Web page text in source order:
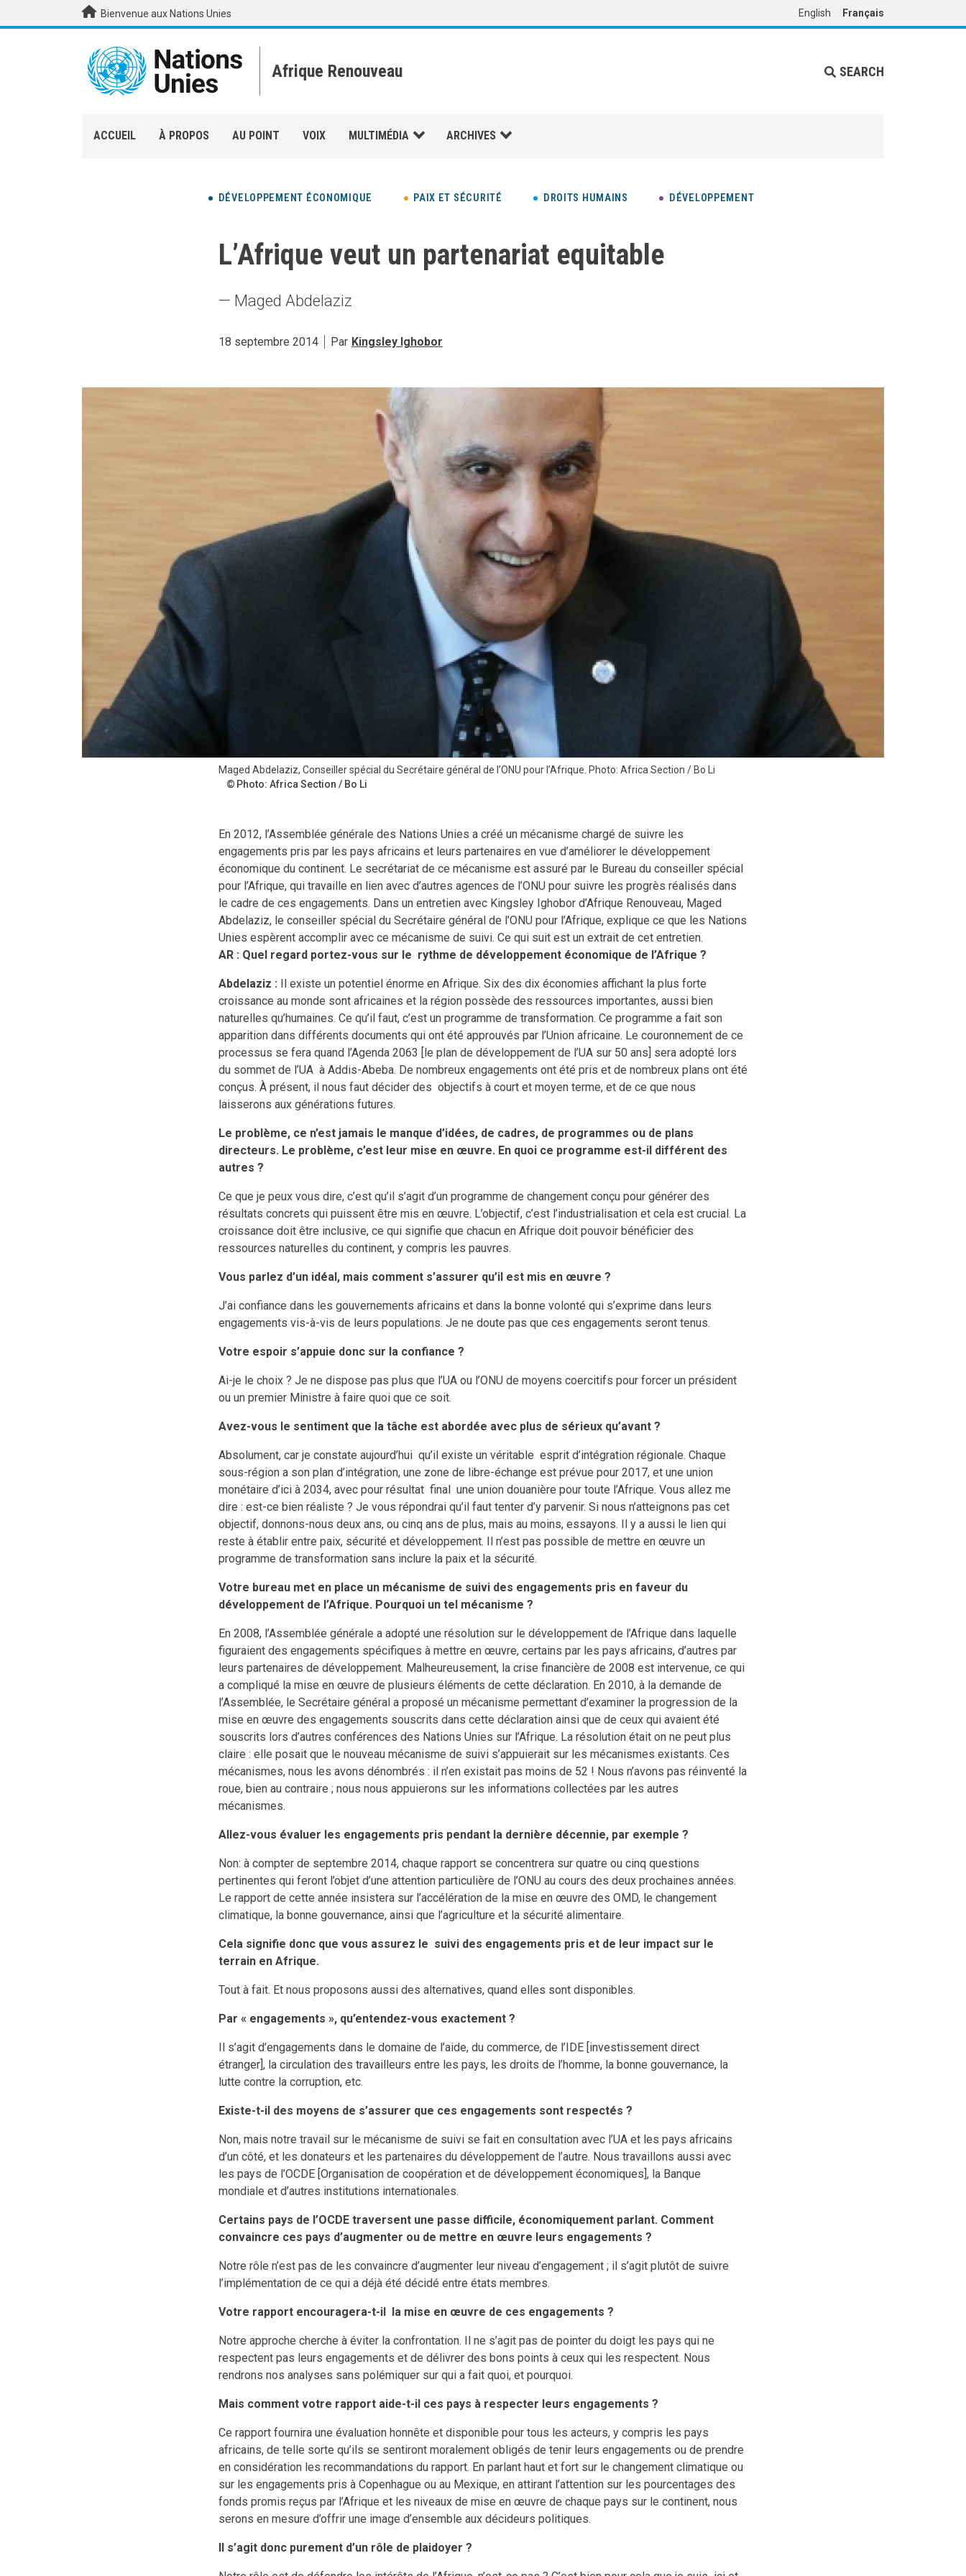
Aller au contenu principalBienvenue aux Nations Unies English Français
Afrique Renouveau SEARCH
ACCUEIL À PROPOS AU POINT VOIX MULTIMÉDIA ARCHIVES
DÉVELOPPEMENT ÉCONOMIQUE PAIX ET SÉCURITÉ DROITS HUMAINS DÉVELOPPEMENT
L’Afrique veut un partenariat equitable
— Maged Abdelaziz
18 septembre 2014 Par Kingsley Ighobor
Maged Abdelaziz, Conseiller spécial du Secrétaire général de l’ONU pour l’Afrique. Photo: Africa Section / Bo Li
Photo: Africa Section / Bo Li
En 2012, l’Assemblée générale des Nations Unies a créé un mécanisme chargé de suivre les
engagements pris par les pays africains et leurs partenaires en vue d’améliorer le développement
économique du continent. Le secrétariat de ce mécanisme est assuré par le Bureau du conseiller spécial
pour l’Afrique, qui travaille en lien avec d’autres agences de l’ONU pour suivre les progrès réalisés dans
le cadre de ces engagements. Dans un entretien avec Kingsley Ighobor d’Afrique Renouveau, Maged
Abdelaziz, le conseiller spécial du Secrétaire général de l’ONU pour l’Afrique, explique ce que les Nations
Unies espèrent accomplir avec ce mécanisme de suivi. Ce qui suit est un extrait de cet entretien.
AR : Quel regard portez-vous sur le rythme de développement économique de l’Afrique ?
Abdelaziz :
Il existe un potentiel énorme en Afrique. Six des dix économies affichant la plus forte
croissance au monde sont africaines et la région possède des ressources importantes, aussi bien
naturelles qu’humaines. Ce qu’il faut, c’est un programme de transformation. Ce programme a fait son
apparition dans différents documents qui ont été approuvés par l’Union africaine. Le couronnement de ce
processus se fera quand l’Agenda 2063 [le plan de développement de l’UA sur 50 ans] sera adopté lors
du sommet de l’UA à Addis-Abeba. De nombreux engagements ont été pris et de nombreux plans ont été
conçus. À présent, il nous faut décider des objectifs à court et moyen terme, et de ce que nous
laisserons aux générations futures.
Le problème, ce n’est jamais le manque d’idées, de cadres, de programmes ou de plans
directeurs. Le problème, c’est leur mise en œuvre. En quoi ce programme est-il différent des
autres ?
Ce que je peux vous dire, c’est qu’il s’agit d’un programme de changement conçu pour générer des
résultats concrets qui puissent être mis en œuvre. L’objectif, c’est l’industrialisation et cela est crucial. La
croissance doit être inclusive, ce qui signifie que chacun en Afrique doit pouvoir bénéficier des
ressources naturelles du continent, y compris les pauvres.
Vous parlez d’un idéal, mais comment s’assurer qu’il est mis en œuvre ?
J’ai confiance dans les gouvernements africains et dans la bonne volonté qui s’exprime dans leurs
engagements vis-à-vis de leurs populations. Je ne doute pas que ces engagements seront tenus.
Votre espoir s’appuie donc sur la confiance ?
Ai-je le choix ? Je ne dispose pas plus que l’UA ou l’ONU de moyens coercitifs pour forcer un président
ou un premier Ministre à faire quoi que ce soit.
Avez-vous le sentiment que la tâche est abordée avec plus de sérieux qu’avant ?
Absolument, car je constate aujourd’hui qu’il existe un véritable esprit d’intégration régionale. Chaque
sous-région a son plan d’intégration, une zone de libre-échange est prévue pour 2017, et une union
monétaire d’ici à 2034, avec pour résultat final une union douanière pour toute l’Afrique. Vous allez me
dire : est-ce bien réaliste ? Je vous répondrai qu’il faut tenter d’y parvenir. Si nous n’atteignons pas cet
objectif, donnons-nous deux ans, ou cinq ans de plus, mais au moins, essayons. Il y a aussi le lien qui
reste à établir entre paix, sécurité et développement. Il n’est pas possible de mettre en œuvre un
programme de transformation sans inclure la paix et la sécurité.
Votre bureau met en place un mécanisme de suivi des engagements pris en faveur du
développement de l’Afrique. Pourquoi un tel mécanisme ?
En 2008, l’Assemblée générale a adopté une résolution sur le développement de l’Afrique dans laquelle
figuraient des engagements spécifiques à mettre en œuvre, certains par les pays africains, d’autres par
leurs partenaires de développement. Malheureusement, la crise financière de 2008 est intervenue, ce qui
a compliqué la mise en œuvre de plusieurs éléments de cette déclaration. En 2010, à la demande de
l’Assemblée, le Secrétaire général a proposé un mécanisme permettant d’examiner la progression de la
mise en œuvre des engagements souscrits dans cette déclaration ainsi que de ceux qui avaient été
souscrits lors d’autres conférences des Nations Unies sur l’Afrique. La résolution était on ne peut plus
claire : elle posait que le nouveau mécanisme de suivi s’appuierait sur les mécanismes existants. Ces
mécanismes, nous les avons dénombrés : il n’en existait pas moins de 52 ! Nous n’avons pas réinventé la
roue, bien au contraire ; nous nous appuierons sur les informations collectées par les autres
mécanismes.
Allez-vous évaluer les engagements pris pendant la dernière décennie, par exemple ?
Non: à compter de septembre 2014, chaque rapport se concentrera sur quatre ou cinq questions
pertinentes qui feront l’objet d’une attention particulière de l’ONU au cours des deux prochaines années.
Le rapport de cette année insistera sur l’accélération de la mise en œuvre des OMD, le changement
climatique, la bonne gouvernance, ainsi que l’agriculture et la sécurité alimentaire.
Cela signifie donc que vous assurez le suivi des engagements pris et de leur impact sur le
terrain en Afrique.
Tout à fait. Et nous proposons aussi des alternatives, quand elles sont disponibles.
Par « engagements », qu’entendez-vous exactement ?
Il s’agit d’engagements dans le domaine de l’aide, du commerce, de l’IDE [investissement direct
étranger], la circulation des travailleurs entre les pays, les droits de l’homme, la bonne gouvernance, la
lutte contre la corruption, etc.
Existe-t-il des moyens de s’assurer que ces engagements sont respectés ?
Non, mais notre travail sur le mécanisme de suivi se fait en consultation avec l’UA et les pays africains
d’un côté, et les donateurs et les partenaires du développement de l’autre. Nous travaillons aussi avec
les pays de l’OCDE [Organisation de coopération et de développement économiques], la Banque
mondiale et d’autres institutions internationales.
Certains pays de l’OCDE traversent une passe difficile, économiquement parlant. Comment
convaincre ces pays d’augmenter ou de mettre en œuvre leurs engagements ?
Notre rôle n’est pas de les convaincre d’augmenter leur niveau d’engagement ; il s’agit plutôt de suivre
l’implémentation de ce qui a déjà été décidé entre états membres.
Votre rapport encouragera-t-il la mise en œuvre de ces engagements ?
Notre approche cherche à éviter la confrontation. Il ne s’agit pas de pointer du doigt les pays qui ne
respectent pas leurs engagements et de délivrer des bons points à ceux qui les respectent. Nous
rendrons nos analyses sans polémiquer sur qui a fait quoi, et pourquoi.
Mais comment votre rapport aide-t-il ces pays à respecter leurs engagements ?
Ce rapport fournira une évaluation honnête et disponible pour tous les acteurs, y compris les pays
africains, de telle sorte qu’ils se sentiront moralement obligés de tenir leurs engagements ou de prendre
en considération les recommandations du rapport. En parlant haut et fort sur le changement climatique ou
sur les engagements pris à Copenhague ou au Mexique, en attirant l’attention sur les pourcentages des
fonds promis reçus par l’Afrique et les niveaux de mise en œuvre de chaque pays sur le continent, nous
serons en mesure d’offrir une image d’ensemble aux décideurs politiques.
Il s’agit donc purement d’un rôle de plaidoyer ?